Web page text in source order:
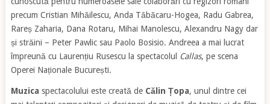
precum Cristian Mihăilescu, Anda Tăbăcaru-Hogea, Radu Gabrea,
Rareș Zaharia, Dana Rotaru, Mihai Manolescu, Alexandru Nagy dar
și străini – Peter Pawlic sau Paolo Bosisio. Andreea a mai lucrat
împreună cu Laurențiu Rusescu la spectacolul
Callas, pe scena
Operei Naționale București.
Muzica spectacolului este creată de Călin Țopa, unul dintre cei